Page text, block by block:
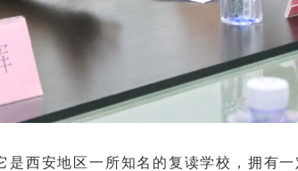
安地区一所知名的复读学校，拥有一